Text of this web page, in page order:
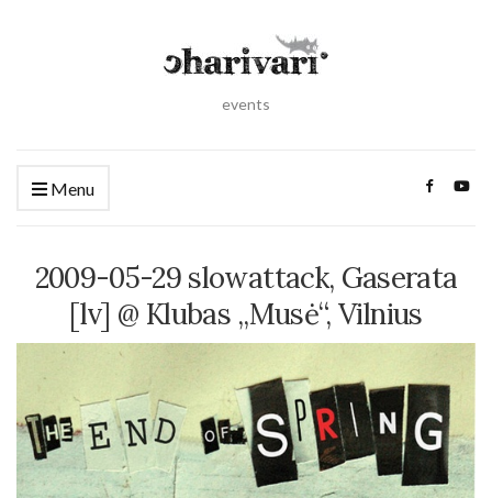
events
Menu
2009-05-29 slowattack, Gaserata
[lv] @ Klubas „Musė“, Vilnius